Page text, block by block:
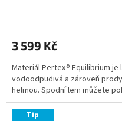
3 599 Kč
Materiál Pertex® Equilibrium
vodoodpudivá a zároveň
helmou. Spodní lem můžete
Tip